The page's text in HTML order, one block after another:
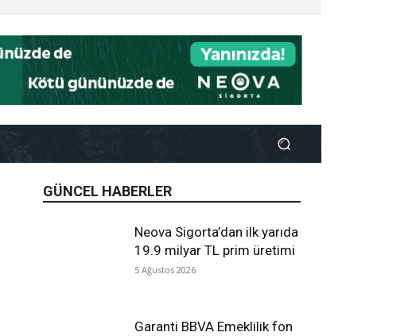
GÜNCEL HABERLER
Neova Sigorta’dan ilk yarıda
19.9 milyar TL prim üretimi
5 Ağustos 2026
Garanti BBVA Emeklilik fon